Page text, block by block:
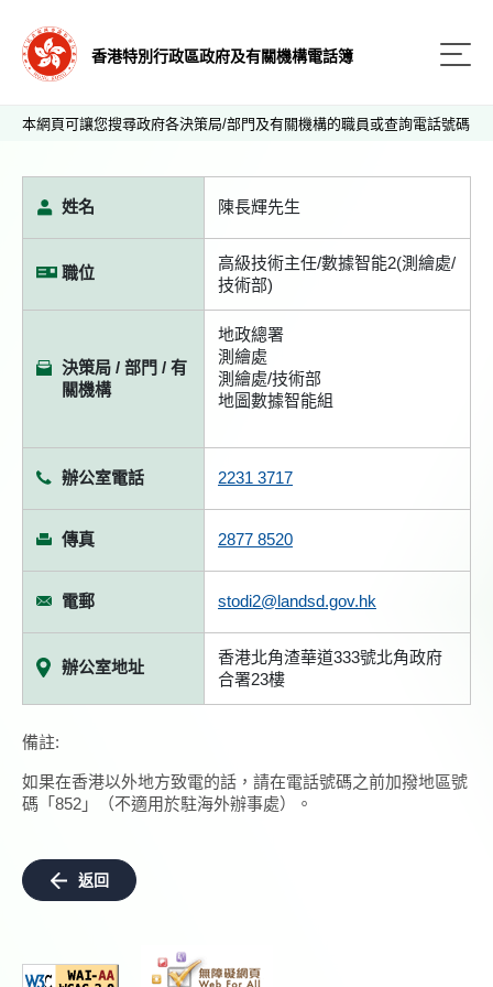
香港特別行政區政府及有關機構電話簿
本網頁可讓您搜尋政府各決策局/部門及有關機構的職員或查詢電話號碼
姓名 陳長輝先生
職位
高級技術主任/數據智能2(測繪處/
技術部)
決策局 / 部門 / 有
關機構
地政總署
測繪處
測繪處/技術部
地圖數據智能組
辦公室電話 2231 3717
傳真 2877 8520
電郵 stodi2@landsd.gov.hk
辦公室地址
香港北角渣華道333號北角政府
合署23樓
備註:
如果在香港以外地方致電的話，請在電話號碼之前加撥地區號
碼「852」（不適用於駐海外辦事處）。
返回